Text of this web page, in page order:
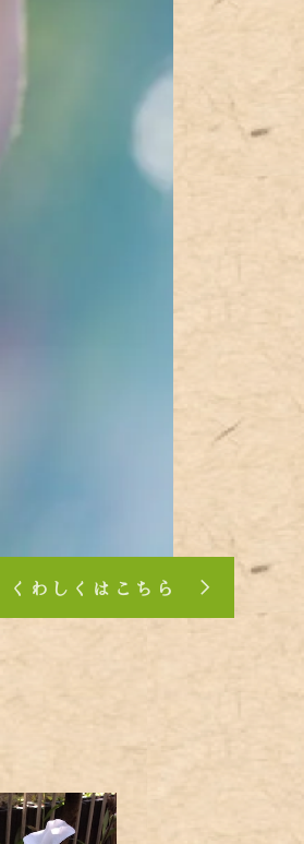
くわしくはこちら